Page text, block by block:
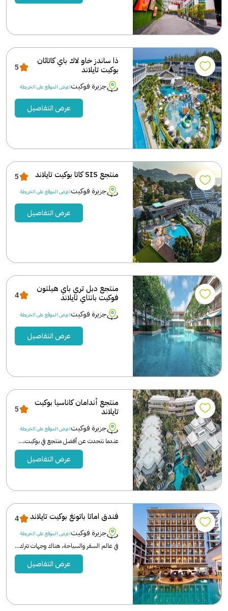
ذا ساندز خاو لاك باي كاتاثان
بوكيت تايلاند
5
جزيرة فوكيتاعرض الموقع على الخريطة
عرض التفاصيل
منتجع SIS كاتا بوكيت تايلاند
5
جزيرة فوكيتاعرض الموقع على الخريطة
عرض التفاصيل
منتجع دبل تري باي هيلتون
فوكيت بانتاي تايلاند
4
جزيرة فوكيتاعرض الموقع على الخريطة
عرض التفاصيل
منتجع أندامان كاناسيا بوكيت
تايلاند
5
جزيرة فوكيتاعرض الموقع على الخريطة
عندما نتحدث عن أفضل منتجع في بوكيت،...
عرض التفاصيل
فندق اماتا باتونغ بوكيت تايلاند
4
جزيرة فوكيتاعرض الموقع على الخريطة
في عالم السفر والسياحة، هناك وجهات تترك...
عرض التفاصيل